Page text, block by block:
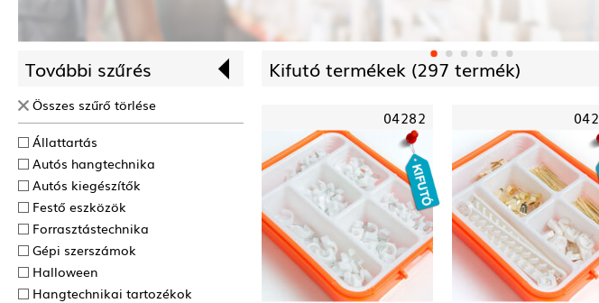
További szűrés
Összes szűrő törlése
Állattartás
Autós hangtechnika
Autós kiegészítők
Festő eszközök
Forrasztás­technika
Gépi szerszámok
Halloween
Hangtechnikai tartozékok
Kifutó termékek (297 termék)
04282